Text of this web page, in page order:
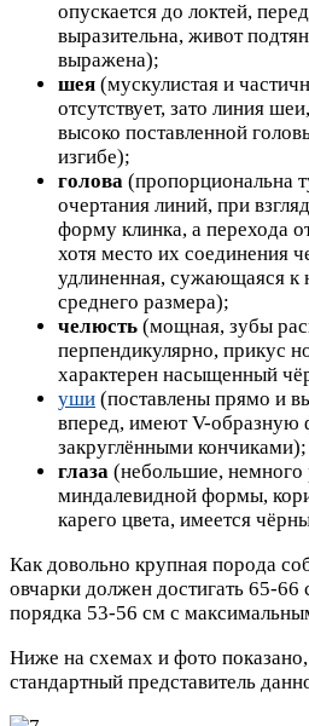
опускается до локтей,
выразительна, живот
выражена);
шея (мускулистая и
отсутствует, зато линия
высоко поставленной
изгибе);
голова (пропорциональна
очертания линий, при
форму клинка, а перехода
хотя место их соединения
удлиненная, сужающаяся к
среднего размера);
челюсть (мощная, зубы
перпендикулярно, прикус
характерен насыщенный
уши (поставлены прямо и
вперед, имеют V-образную
закруглёнными кончиками);
глаза (небольшие, немного
миндалевидной формы,
карего цвета, имеется
Как довольно крупная порода
овчарки должен достигать 65-66
порядка 53-56 см с
Ниже на схемах и фото
стандартный представитель